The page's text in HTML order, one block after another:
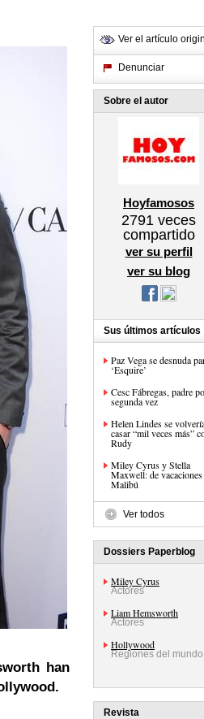
han
.
Ver el artículo
Denunciar
Sobre el autor
Hoyfamosos
2791 veces
compartido
ver su perfil
ver su blog
Sus últimos artículos
Paz Vega se desnuda
‘Esquire’
Cesc Fábregas, padre
segunda vez
Helen Lindes se
casar “mil veces más”
Rudy
Miley Cyrus y Stella
Maxwell: de vacaciones
Malibú
Ver todos
Dossiers Paperblog
Miley Cyrus
Actores
Liam Hemsworth
Actores
Hollywood
Regiones del mundo
Revista